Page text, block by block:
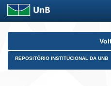
Skip
REPOSITÓRIO INSTITUCIONAL DA UNB